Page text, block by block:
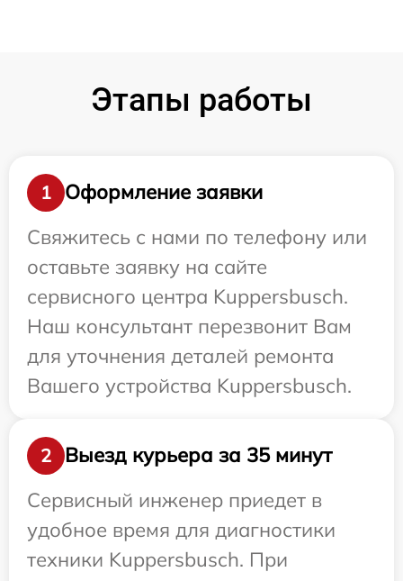
Этапы работы
1
Оформление заявки
Свяжитесь с нами по телефону или
оставьте заявку на сайте
сервисного центра Kuppersbusch.
Наш консультант перезвонит Вам
для уточнения деталей ремонта
Вашего устройства Kuppersbusch.
2
Выезд курьера за 35 минут
Сервисный инженер приедет в
удобное время для диагностики
техники Kuppersbusch. При